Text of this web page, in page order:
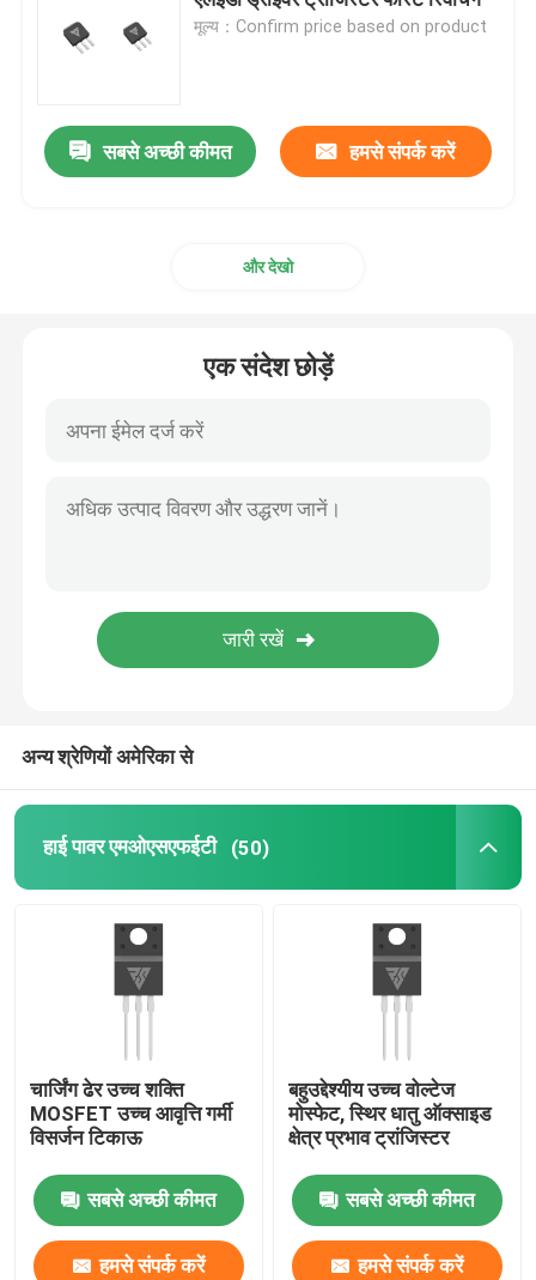
सिलिकॉन कार्बाइड एसबीडी
शोट्की बैरियर डायोड
हाई पावर सेमीकंडक्टर
मूल्य：Confirm price based on product
सबसे अच्छी कीमत हमसे संपर्क करें
और देखो
एक संदेश छोड़ें
अन्य श्रेणियों अमेरिका से
हाई पावर एमओएसएफईटी (50)
चार्जिंग ढेर उच्च शक्ति
MOSFET उच्च आवृत्ति गर्मी
विसर्जन टिकाऊ
सबसे अच्छी कीमत
हमसे संपर्क करें
बहुउद्देश्यीय उच्च वोल्टेज
मोस्फेट, स्थिर धातु ऑक्साइड
क्षेत्र प्रभाव ट्रांजिस्टर
सबसे अच्छी कीमत
हमसे संपर्क करें